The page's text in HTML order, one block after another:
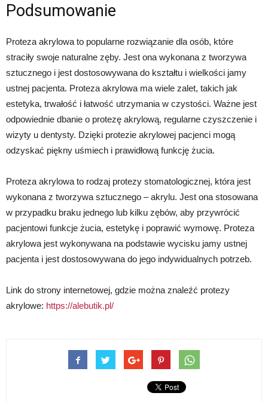
Podsumowanie
Proteza akrylowa to popularne rozwiązanie dla osób, które
straciły swoje naturalne zęby. Jest ona wykonana z tworzywa
sztucznego i jest dostosowywana do kształtu i wielkości jamy
ustnej pacjenta. Proteza akrylowa ma wiele zalet, takich jak
estetyka, trwałość i łatwość utrzymania w czystości. Ważne jest
odpowiednie dbanie o protezę akrylową, regularne czyszczenie i
wizyty u dentysty. Dzięki protezie akrylowej pacjenci mogą
odzyskać piękny uśmiech i prawidłową funkcję żucia.
Proteza akrylowa to rodzaj protezy stomatologicznej, która jest
wykonana z tworzywa sztucznego – akrylu. Jest ona stosowana
w przypadku braku jednego lub kilku zębów, aby przywrócić
pacjentowi funkcje żucia, estetykę i poprawić wymowę. Proteza
akrylowa jest wykonywana na podstawie wycisku jamy ustnej
pacjenta i jest dostosowywana do jego indywidualnych potrzeb.
Link do strony internetowej, gdzie można znaleźć protezy
akrylowe: https://alebutik.pl/